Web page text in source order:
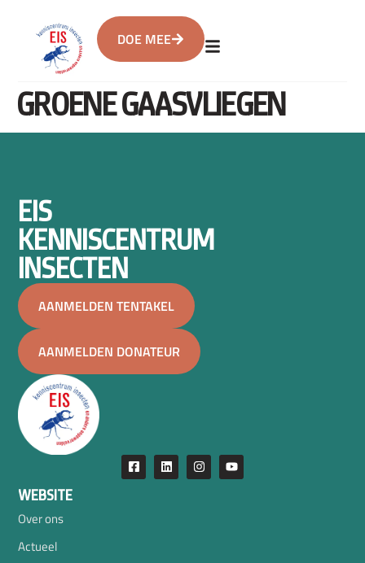
DOE MEE
GROENE GAASVLIEGEN
EIS
KENNISCENTRUM
INSECTEN
AANMELDEN TENTAKEL
AANMELDEN DONATEUR
WEBSITE
Over ons
Actueel